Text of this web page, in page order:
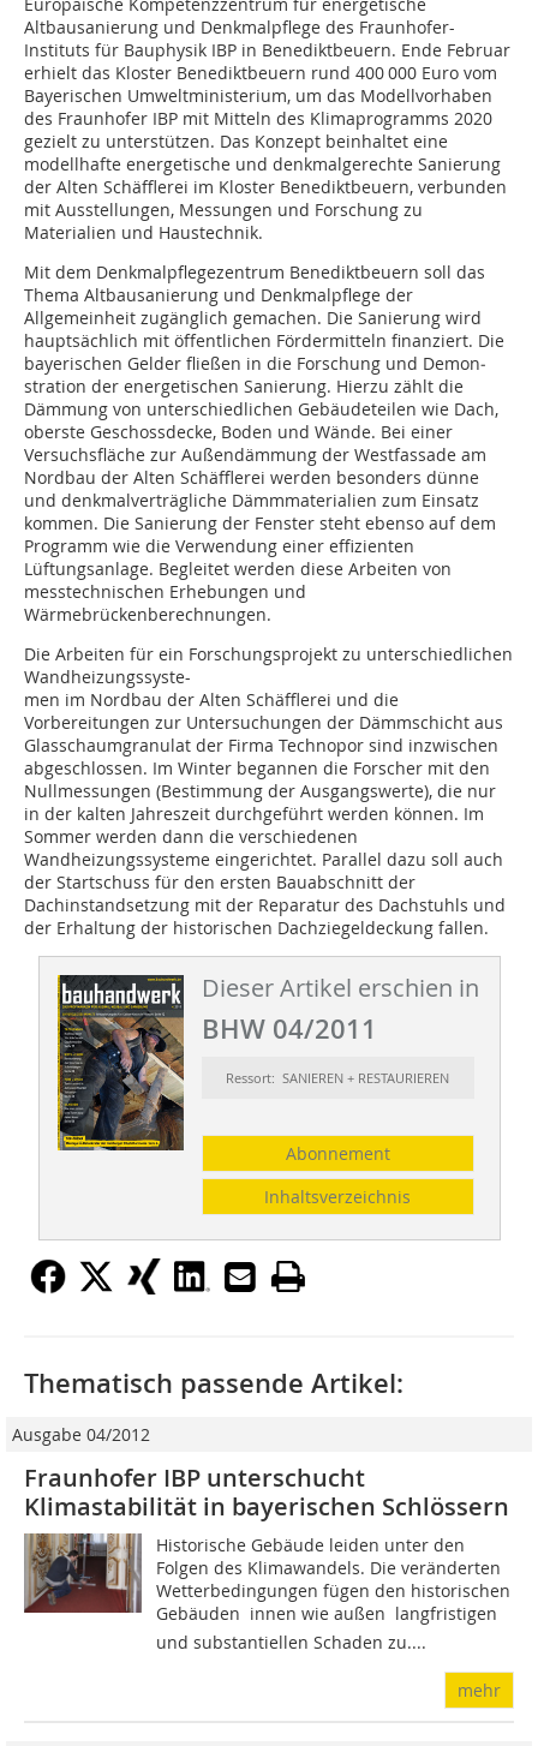
Europäische Kompetenzzentrum für energetische
Altbausanierung und Denkmalpflege des Fraunhofer-
Instituts für Bauphysik IBP in Benediktbeuern. Ende Februar
erhielt das Kloster Benediktbeuern rund 400 000 Euro vom
Bayerischen Umweltministerium, um das Modellvorhaben
des Fraunhofer IBP mit Mitteln des Klimaprogramms 2020
gezielt zu unterstützen. Das Konzept beinhaltet eine
modellhafte energetische und denkmalgerechte Sanierung
der Alten Schäfflerei im Kloster Benediktbeuern, verbunden
mit Ausstellungen, Messungen und Forschung zu
Materialien und Haustechnik.
Mit dem Denkmalpflegezentrum Benediktbeuern soll das
Thema Altbausanierung und Denkmalpflege der
Allgemeinheit zugänglich gemachen. Die Sanierung wird
hauptsächlich mit öffentlichen Fördermitteln finanziert. Die
bayerischen Gelder fließen in die Forschung und Demon­
stration der energetischen Sanierung. Hierzu zählt die
Dämmung von unterschiedlichen Gebäudeteilen wie Dach,
oberste Geschossdecke, Boden und Wände. Bei einer
Versuchsfläche zur Außendämmung der Westfassade am
Nordbau der Alten Schäfflerei werden besonders dünne
und denkmalverträgliche Dämmmaterialien zum Einsatz
kommen. Die Sanierung der Fenster steht ebenso auf dem
Programm wie die Verwendung einer effizienten
Lüftungsanlage. Begleitet werden diese Arbeiten von
messtechnischen Erhebungen und
Wärmebrückenberechnungen.
Die Arbeiten für ein Forschungsprojekt zu unterschiedlichen
Wand­heizungssyste-
men im Nordbau der Alten Schäfflerei und die
Vorbereitungen zur Untersuchungen der Dämmschicht aus
Glasschaumgranulat der Firma Technopor sind inzwischen
abgeschlossen. Im Winter begannen die Forscher mit den
Nullmessungen (Bestimmung der Ausgangswerte), die nur
in der kalten Jahreszeit durchgeführt werden können. Im
Sommer werden dann die verschiedenen
Wandheizungssysteme eingerichtet. Parallel dazu soll auch
der Startschuss für den ersten Bauabschnitt der
Dachinstandsetzung mit der Reparatur des Dachstuhls und
der Erhaltung der historischen Dachziegeldeckung fallen.
Dieser Artikel erschien in
BHW 04/2011
Ressort: SANIEREN + RESTAURIEREN
Abonnement
Inhaltsverzeichnis
Thematisch passende Artikel:
Ausgabe 04/2012
Fraunhofer IBP unterschucht
Klimastabilität in bayerischen Schlössern
Historische Gebäude leiden unter den
Folgen des Klimawandels. Die veränderten
Wetterbedingungen fügen den historischen
Gebäuden  innen wie außen  langfristigen
und substantiellen Schaden zu....
mehr